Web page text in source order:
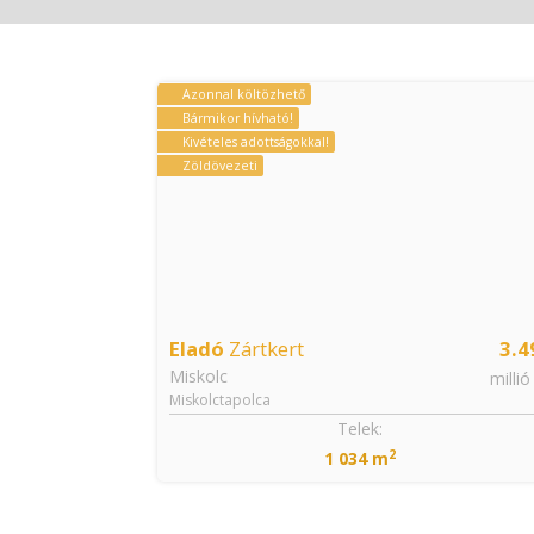
Azonnal költözhető
Bármikor hívható!
Kivételes adottságokkal!
Zöldövezeti
millió
Eladó Zártkert
Miskolc
Miskolctapolca
Telek:
1 034 m2